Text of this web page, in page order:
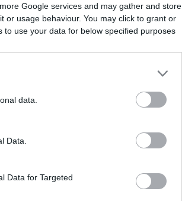
Google services and may gather and store
or usage behaviour. You may click to grant or
use your data for below specified purposes
data.
Data.
Data for Targeted
deficit 91
A
célokat,
pénzügyi